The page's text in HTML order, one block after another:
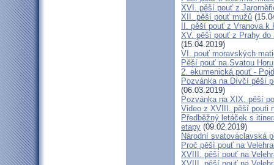
XVI. pěší pouť z
XII. pěší pouť mužů
II. pěší pouť z Vranova k
XV. pěší pouť z Prahy
(15.04.2019)
VI. pouť moravských
Pěší pouť na Svatou Horu
2. ekumenická pouť -
Pozvánka na Dívčí pěší
(06.03.2019)
Pozvánka na XIX. pěší
Video z XVIII. pěší pouti
Předběžný letáček s
etapy (09.02.2019)
Národní svatováclavská
Proč pěší pouť na
XVIII. pěší pouť na